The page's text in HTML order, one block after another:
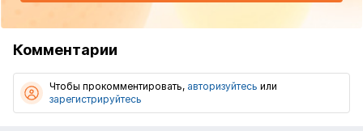
Комментарии
Чтобы прокомментировать, авторизуйтесь или
зарегистрируйтесь